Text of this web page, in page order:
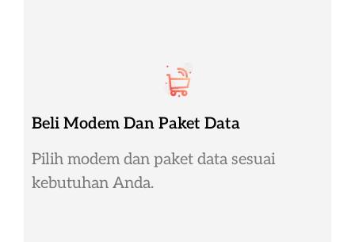
Beli Modem Dan Paket Data
Pilih modem dan paket data sesuai
kebutuhan Anda.